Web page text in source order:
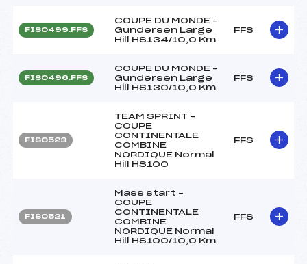
FIS0499.FFS
COUPE DU MONDE –
Gundersen Large
Hill HS134/10,0 Km
FFS
FIS0496.FFS
COUPE DU MONDE –
Gundersen Large
Hill HS130/10,0 Km
FFS
FIS0523
TEAM SPRINT –
COUPE
CONTINENTALE
COMBINE
NORDIQUE Normal
Hill HS100
FFS
FIS0521
Mass start –
COUPE
CONTINENTALE
COMBINE
NORDIQUE Normal
Hill HS100/10,0 Km
FFS